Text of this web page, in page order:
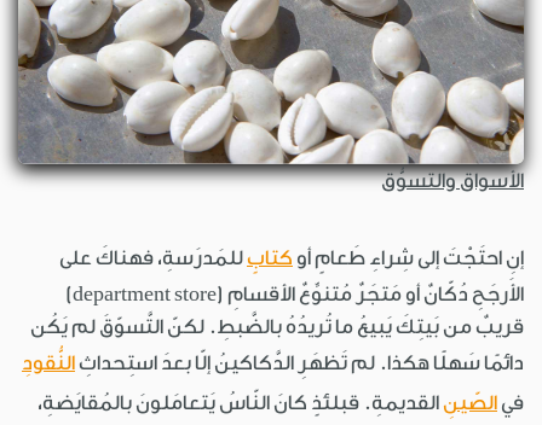
الأسواق والتسوُّق
إنِ احتَجْتَ إلى شِراءِ طَعامٍ أو كتابٍللمَدرَسةِ، فهناكَ على
الأَرجَحِ دُكّانٌ أو مَتجَرٌ مُتنوِّعٌ الأقسامِ (department store)
قريبٌ من بَيتِكَ يَبيعُ ما تُريدُهُ بالضَّبطِ. لكنّ التَّسوّقَ لم يَكُن
دائمًا سَهلًا هكذا. لم تَظهَرِ الدَّكاكينُ إلّا بعدَ استِحداثِ النُّقودِ
في الصّينِالقديمةِ. قبلئذٍ كانَ النّاسُ يَتعامَلونَ بالمُقايَضةِ،